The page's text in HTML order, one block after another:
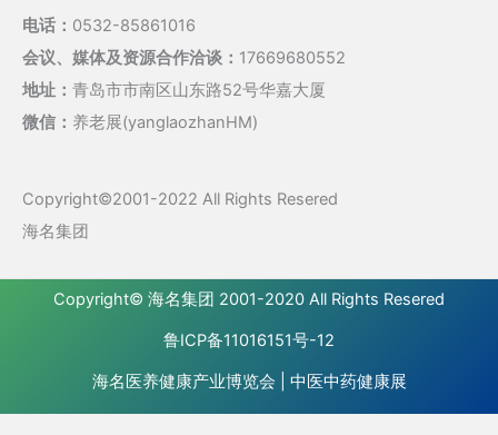
电话： 0532-85861016
会议、媒体及资源合作洽谈： 17669680552
地址： 青岛市市南区山东路52号华嘉大厦
微信： 养老展(yanglaozhanHM)
Copyright©2001-2022 All Rights Resered
海名集团
Copyright© 海名集团 2001-2020 All Rights Resered
鲁ICP备11016151号-12
海名医养健康产业博览会 中医中药健康展